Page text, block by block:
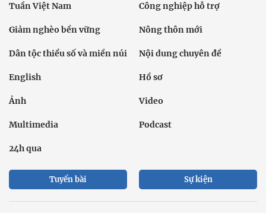
Tuần Việt Nam Công nghiệp hỗ trợ
Giảm nghèo bền vững Nông thôn mới
Dân tộc thiểu số và miền núi Nội dung chuyên đề
English Hồ sơ
Ảnh Video
Multimedia Podcast
24h qua
Tuyến bài Sự kiện